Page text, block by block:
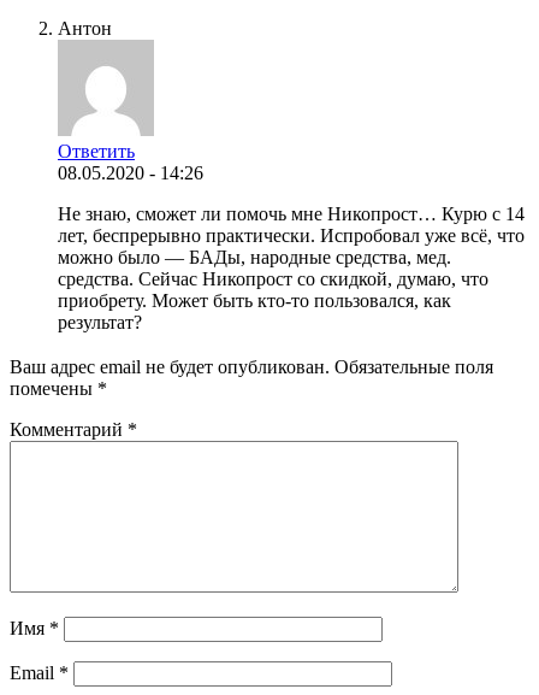
Антон
Ответить
08.05.2020 - 14:26
Не знаю, сможет ли помочь мне Никопрост… Курю с 14
лет, беспрерывно практически. Испробовал уже всё, что
можно было — БАДы, народные средства, мед.
средства. Сейчас Никопрост со скидкой, думаю, что
приобрету. Может быть кто-то пользовался, как
результат?
Ваш адрес email не будет опубликован. Обязательные поля
помечены *
Комментарий *
Имя *
Email *